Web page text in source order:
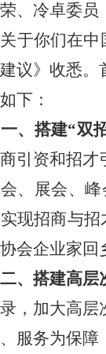
、冷卓委员
你们在中国
议》收悉
下：
一、搭建“双
引资和招才
、展会、
现招商与招
会企业家回
二、搭建高层
，加大高层
服务为保障